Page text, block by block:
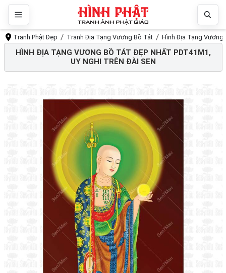
Tranh Phật Đẹp Tranh Địa Tạng Vương Bồ Tát Hình Địa Tạng Vương
HÌNH ĐỊA TẠNG VƯƠNG BỒ TÁT ĐẸP NHẤT PDT41M1,
UY NGHI TRÊN ĐÀI SEN